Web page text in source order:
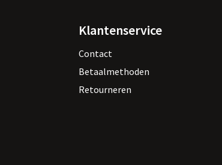
Klantenservice
Contact
Betaalmethoden
Retourneren